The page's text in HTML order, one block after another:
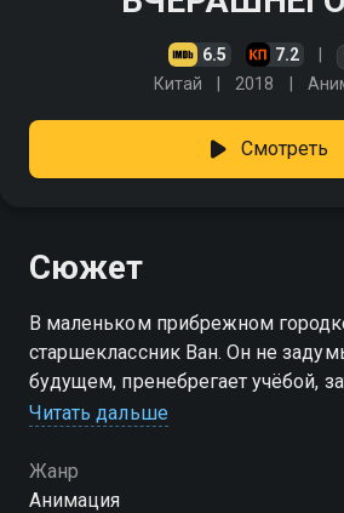
6.5 7.2
Китай 2018
Смотреть
Сюжет
В маленьком прибрежном
старшеклассник Ван. Он не
будущем, пренебрегает учёбой,
читает комиксы, рисует и
когда его — вместе с блестящей
и красавицей Юи — выбирают для
Читать дальше
Жанр
Анимация